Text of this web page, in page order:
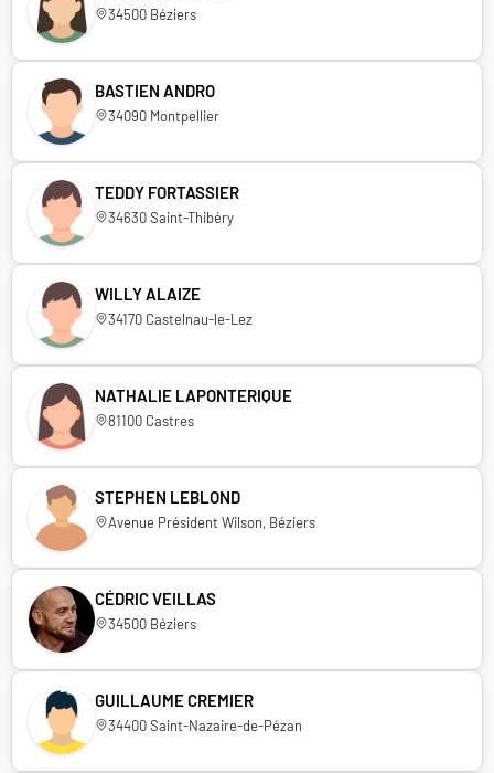
34500 Béziers
BASTIEN ANDRO
34090 Montpellier
TEDDY FORTASSIER
34630 Saint-Thibéry
WILLY ALAIZE
34170 Castelnau-le-Lez
NATHALIE LAPONTERIQUE
81100 Castres
STEPHEN LEBLOND
Avenue Président Wilson, Béziers
CÉDRIC VEILLAS
34500 Béziers
GUILLAUME CREMIER
34400 Saint-Nazaire-de-Pézan